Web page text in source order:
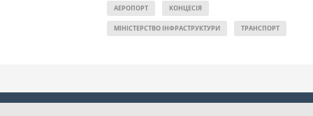
АЕРОПОРТ КОНЦЕСІЯ
МІНІСТЕРСТВО ІНФРАСТРУКТУРИ ТРАНСПОРТ